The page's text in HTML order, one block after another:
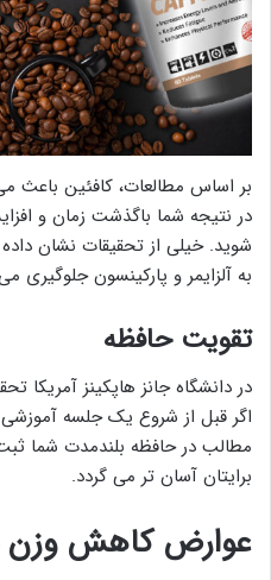
بر اساس مطالعات، کافئین باعث
در نتیجه شما باگذشت زمان و
شوید. خیلی از تحقیقات نشان
به آلزایمر و پارکینسون جلوگیری
تقویت حافظه
در دانشگاه جانز هاپکینز آمریکا
اگر قبل از شروع یک جلسه
مطالب در حافظه بلندمدت شما
برایتان آسان تر می گردد.
عوارض کاهش وزن